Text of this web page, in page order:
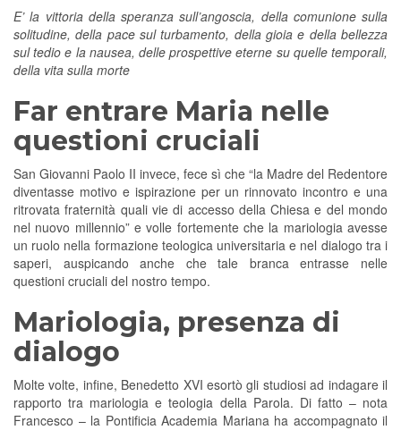
E’ la vittoria della speranza sull’angoscia, della comunione sulla
solitudine, della pace sul turbamento, della gioia e della bellezza
sul tedio e la nausea, delle prospettive eterne su quelle temporali,
della vita sulla morte
Far entrare Maria nelle
questioni cruciali
San Giovanni Paolo II invece, fece sì che “la Madre del Redentore
diventasse motivo e ispirazione per un rinnovato incontro e una
ritrovata fraternità quali vie di accesso della Chiesa e del mondo
nel nuovo millennio” e volle fortemente che la mariologia avesse
un ruolo nella formazione teologica universitaria e nel dialogo tra i
saperi, auspicando anche che tale branca entrasse nelle
questioni cruciali del nostro tempo.
Mariologia, presenza di
dialogo
Molte volte, infine, Benedetto XVI esortò gli studiosi ad indagare il
rapporto tra mariologia e teologia della Parola. Di fatto – nota
Francesco – la Pontificia Academia Mariana ha accompagnato il